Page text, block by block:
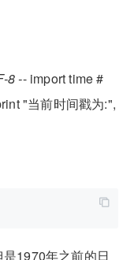
8 -- import time #
"当前时间戳为:",
1970年之前的日